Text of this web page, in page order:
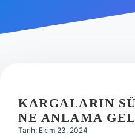
Hakkımızda
KARGALARIN
NE ANLAMA
Tarih: Ekim 23, 2024